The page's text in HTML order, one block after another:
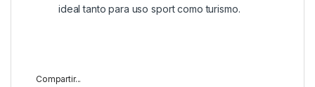
ideal tanto para uso sport como turismo.
Compartir...